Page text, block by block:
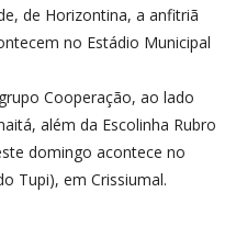
de Horizontina, a anfitriã
no Estádio Municipal
Cooperação, ao lado
além da Escolinha Rubro
domingo acontece no
Tupi), em Crissiumal.